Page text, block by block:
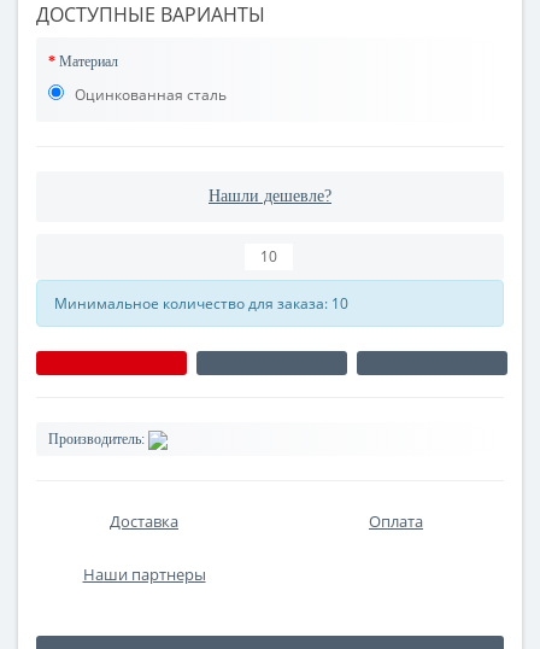
ДОСТУПНЫЕ ВАРИАНТЫ
Материал
Оцинкованная сталь
Нашли дешевле?
Минимальное количество для заказа: 10
Производитель:
Доставка Оплата
Наши партнеры